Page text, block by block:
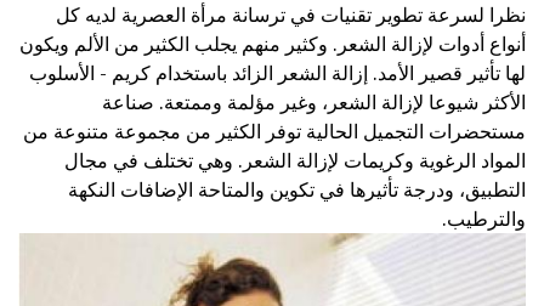
نظرا لسرعة تطوير تقنيات في ترسانة مرأة العصرية لديه كل
أنواع أدوات لإزالة الشعر. وكثير منهم يجلب الكثير من الألم ويكون
لها تأثير قصير الأمد. إزالة الشعر الزائد باستخدام كريم - الأسلوب
الأكثر شيوعا لإزالة الشعر، وغير مؤلمة وممتعة. صناعة
مستحضرات التجميل الحالية توفر الكثير من مجموعة متنوعة من
المواد الرغوية وكريمات لإزالة الشعر. وهي تختلف في مجال
التطبيق، ودرجة تأثيرها في تكوين والمتاحة الإضافات النكهة
والترطيب.